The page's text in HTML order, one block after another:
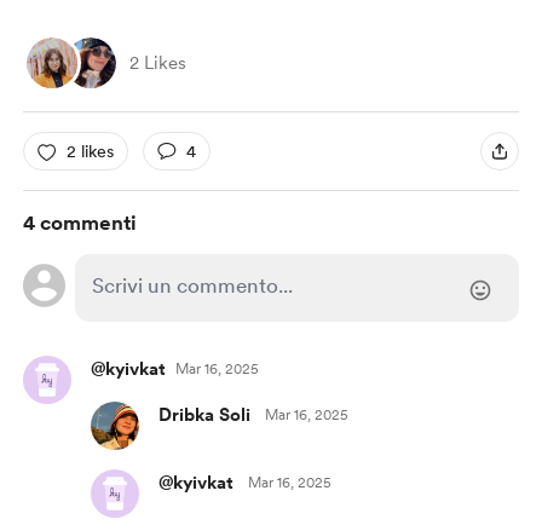
2 Likes
2 likes 4
4 commenti
@kyivkat Mar 16, 2025
Dribka Soli Mar 16, 2025
@kyivkat Mar 16, 2025